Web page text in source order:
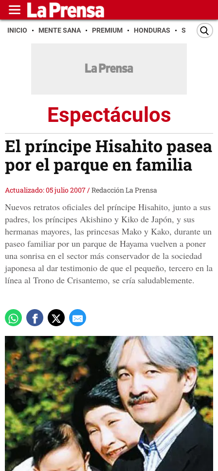
INICIO MENTE SANA PREMIUM HONDURAS SAN PEDRO
Espectáculos
El príncipe Hisahito pasea
por el parque en familia
Actualizado: 05 julio 2007/Redacción La Prensa
Nuevos retratos oficiales del príncipe Hisahito, junto a sus
padres, los príncipes Akishino y Kiko de Japón, y sus
hermanas mayores, las princesas Mako y Kako, durante un
paseo familiar por un parque de Hayama vuelven a poner
una sonrisa en el sector más conservador de la sociedad
japonesa al dar testimonio de que el pequeño, tercero en la
línea al Trono de Crisantemo, se cría saludablemente.